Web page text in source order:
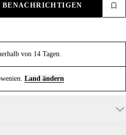
von 14 Tagen.
Land ändern